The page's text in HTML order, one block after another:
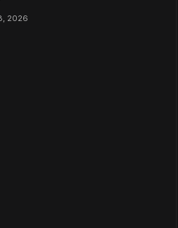
2026